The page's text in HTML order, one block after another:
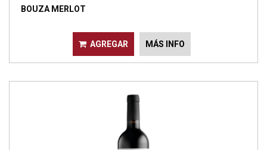
BOUZA MERLOT
AGREGAR MÁS INFO